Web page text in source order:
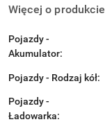
Więcej o produkcie
Pojazdy -
Akumulator:
Pojazdy - Rodzaj kół:
Pojazdy -
Ładowarka: